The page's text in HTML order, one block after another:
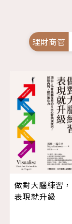
理財商管
做對大腦練習，
表現就升級